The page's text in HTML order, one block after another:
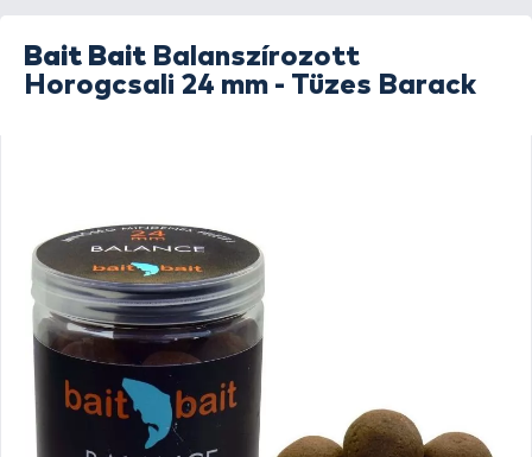
Bait Bait Balanszírozott
Horogcsali 24 mm - Tüzes Barack